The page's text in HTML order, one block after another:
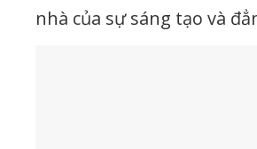
nhà của sự sáng tạo và